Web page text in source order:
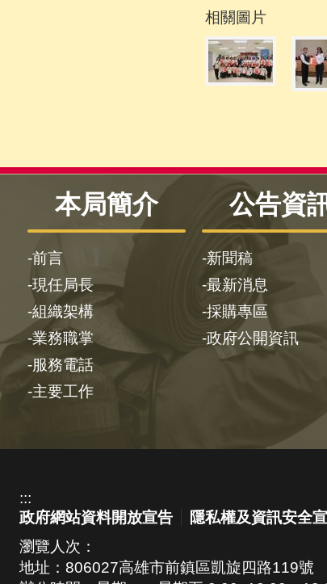
相關圖片
本局簡介
前言
現任局長
組織架構
業務職掌
服務電話
主要工作
公告資
新聞稿
最新消息
採購專區
政府公開資訊
:::
政府網站資料開放宣告
隱私權及資訊安全
瀏覽人次：
地址：806027高雄市前鎮區凱旋四路119號